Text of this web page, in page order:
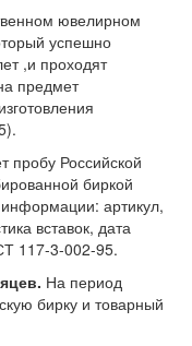
ювелирном
успешно
,и проходят
предмет
пробу Российской
биркой
информации: артикул,
вставок, дата
117-3-002-95.
На период
бирку и товарный